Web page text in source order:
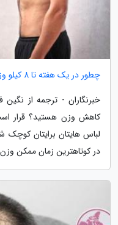
چطور در یک هفته تا 8 کیلو وزن کم کنیم؟!
خبرنگاران - ترجمه از نگین
کاهش وزن هستید؟ قرار
لباس هایتان برایتان کوچک
در کوتاهترین زمان ممکن وزن خود را تا 8